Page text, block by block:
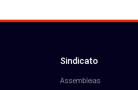
Sindicato
Assembleias